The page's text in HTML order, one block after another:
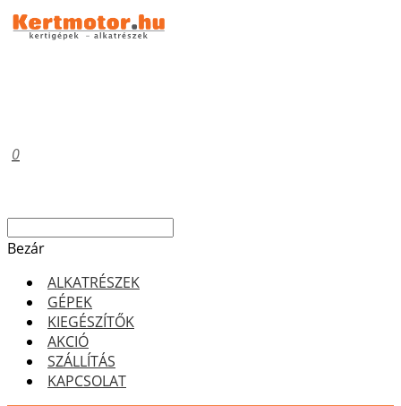
0
Bezár
ALKATRÉSZEK
GÉPEK
KIEGÉSZÍTŐK
AKCIÓ
SZÁLLÍTÁS
KAPCSOLAT